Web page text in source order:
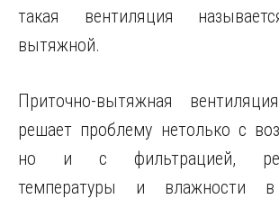
такая вентиляция
вытяжной.
Приточно-вытяжная
решает проблему нетолько с
но и с фильтрацией,
температуры и влажности